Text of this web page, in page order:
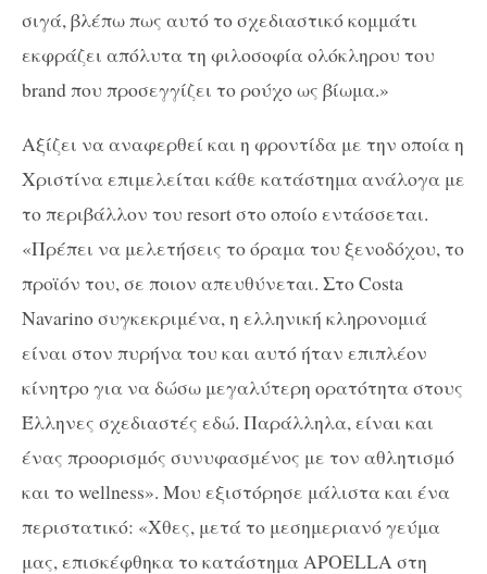
σιγά, βλέπω πως αυτό το σχεδιαστικό κομμάτι
εκφράζει απόλυτα τη φιλοσοφία ολόκληρου του
brand που προσεγγίζει το ρούχο ως βίωμα.»
Αξίζει να αναφερθεί και η φροντίδα με την οποία η
Χριστίνα επιμελείται κάθε κατάστημα ανάλογα με
το περιβάλλον του resort στο οποίο εντάσσεται.
«Πρέπει να μελετήσεις το όραμα του ξενοδόχου, το
προϊόν του, σε ποιον απευθύνεται. Στο Costa
Navarino συγκεκριμένα, η ελληνική κληρονομιά
είναι στον πυρήνα του και αυτό ήταν επιπλέον
κίνητρο για να δώσω μεγαλύτερη ορατότητα στους
Έλληνες σχεδιαστές εδώ. Παράλληλα, είναι και
ένας προορισμός συνυφασμένος με τον αθλητισμό
και το wellness». Μου εξιστόρησε μάλιστα και ένα
περιστατικό: «Χθες, μετά το μεσημεριανό γεύμα
μας, επισκέφθηκα το κατάστημα APOELLA στη